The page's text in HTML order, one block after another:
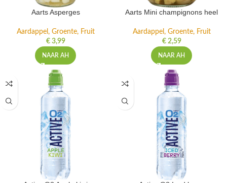
Aarts Asperges
Aardappel, Groente, Fruit
€3,99
NAAR AH
Aarts Mini champignons heel
Aardappel, Groente, Fruit
€2,59
NAAR AH